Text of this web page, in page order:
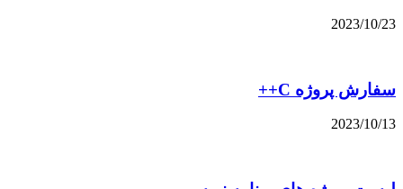
2023/10/23
سفارش پروژه C++
2023/10/13